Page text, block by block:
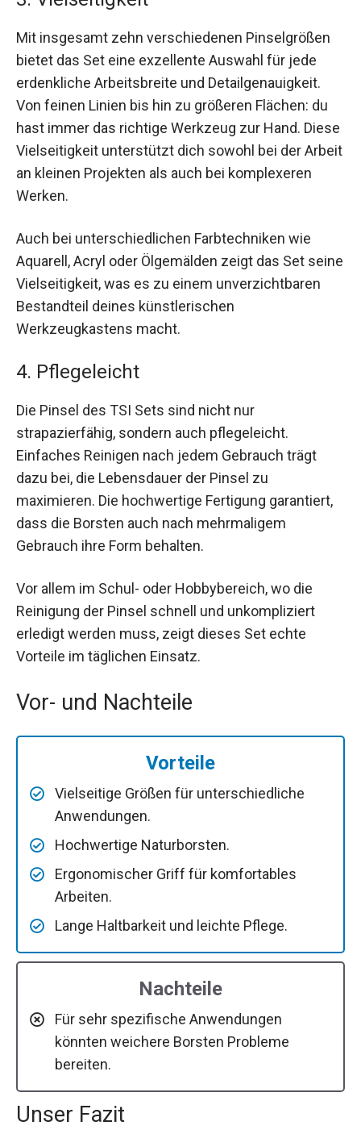
Mit insgesamt zehn verschiedenen Pinselgrößen
bietet das Set eine exzellente Auswahl für jede
erdenkliche Arbeitsbreite und Detailgenauigkeit.
Von feinen Linien bis hin zu größeren Flächen: du
hast immer das richtige Werkzeug zur Hand. Diese
Vielseitigkeit unterstützt dich sowohl bei der Arbeit
an kleinen Projekten als auch bei komplexeren
Werken.
Auch bei unterschiedlichen Farbtechniken wie
Aquarell, Acryl oder Ölgemälden zeigt das Set seine
Vielseitigkeit, was es zu einem unverzichtbaren
Bestandteil deines künstlerischen
Werkzeugkastens macht.
4. Pflegeleicht
Die Pinsel des TSI Sets sind nicht nur
strapazierfähig, sondern auch pflegeleicht.
Einfaches Reinigen nach jedem Gebrauch trägt
dazu bei, die Lebensdauer der Pinsel zu
maximieren. Die hochwertige Fertigung garantiert,
dass die Borsten auch nach mehrmaligem
Gebrauch ihre Form behalten.
Vor allem im Schul- oder Hobbybereich, wo die
Reinigung der Pinsel schnell und unkompliziert
erledigt werden muss, zeigt dieses Set echte
Vorteile im täglichen Einsatz.
Vor- und Nachteile
Vorteile
Vielseitige Größen für unterschiedliche
Anwendungen.
Hochwertige Naturborsten.
Ergonomischer Griff für komfortables
Arbeiten.
Lange Haltbarkeit und leichte Pflege.
Nachteile
Für sehr spezifische Anwendungen
könnten weichere Borsten Probleme
bereiten.
Unser Fazit